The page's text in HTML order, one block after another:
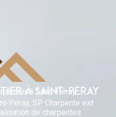
à Saint-Péray
À SAINT-PÉRAY
Péray, SP Charpente est
de charpentes